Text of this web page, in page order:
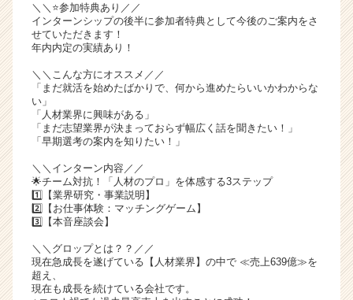
活
サ
イ
チ
ア
キ
ャ
リ
（C
h
e
C
r
＼＼⭐参加特典あり／／
インターンシップの後半に参加者特典として今後のご案内をさ
せていただきます！
年内内定の実績あり！
＼＼こんな方にオススメ／／
「まだ就活を始めたばかりで、何から進めたらいいかわからな
い」
「人材業界に興味がある」
「まだ志望業界が決まっておらず幅広く話を聞きたい！」
「早期選考の案内を知りたい！」
＼＼インターン内容／／
🌟チーム対抗！「人材のプロ」を体感する3ステップ
1️⃣【業界研究・事業説明】
2️⃣【お仕事体験：マッチングゲーム】
3️⃣【本音座談会】
＼＼グロップとは？？／／
現在急成長を遂げている【人材業界】の中で ≪売上639億≫を
超え、
現在も成長を続けている会社です。